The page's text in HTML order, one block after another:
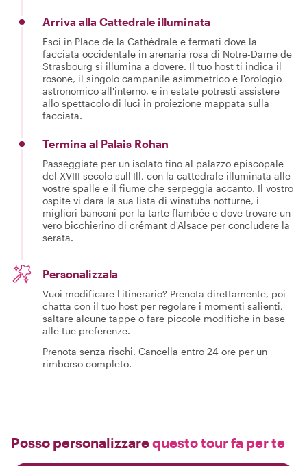
Arriva alla Cattedrale illuminata
Esci in Place de la Cathédrale e fermati dove la
facciata occidentale in arenaria rosa di Notre-Dame de
Strasbourg si illumina a dovere. Il tuo host ti indica il
rosone, il singolo campanile asimmetrico e l'orologio
astronomico all'interno, e in estate potresti assistere
allo spettacolo di luci in proiezione mappata sulla
facciata.
Termina al Palais Rohan
Passeggiate per un isolato fino al palazzo episcopale
del XVIII secolo sull'Ill, con la cattedrale illuminata alle
vostre spalle e il fiume che serpeggia accanto. Il vostro
ospite vi darà la sua lista di winstubs notturne, i
migliori banconi per la tarte flambée e dove trovare un
vero bicchierino di crémant d'Alsace per concludere la
serata.
Personalizzala
Vuoi modificare l'itinerario? Prenota direttamente, poi
chatta con il tuo host per regolare i momenti salienti,
saltare alcune tappe o fare piccole modifiche in base
alle tue preferenze.
Prenota senza rischi. Cancella entro 24 ore per un
rimborso completo.
Posso personalizzarequesto tour fa per te